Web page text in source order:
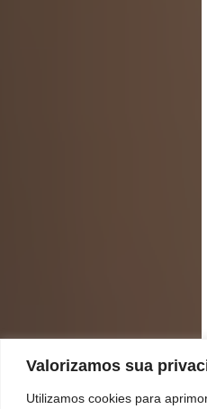
Valorizamos sua
Utilizamos cookies para